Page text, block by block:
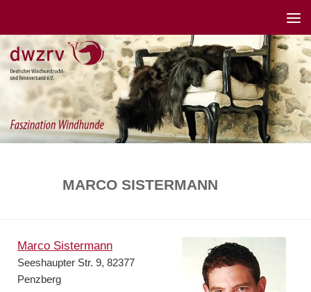
MARCO SISTERMANN
Marco Sistermann
Seeshaupter Str. 9, 82377
Penzberg